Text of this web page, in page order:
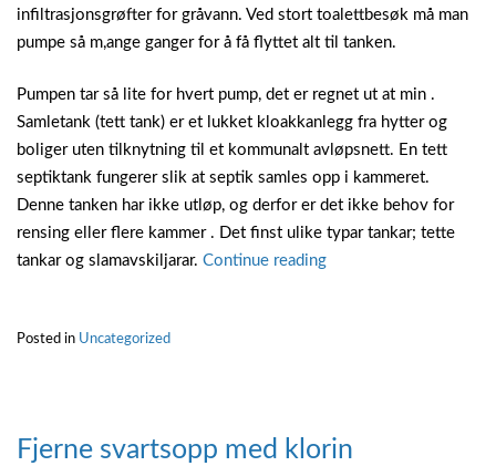
infiltrasjonsgrøfter for gråvann. Ved stort toalettbesøk må man
pumpe så m,ange ganger for å få flyttet alt til tanken.
Pumpen tar så lite for hvert pump, det er regnet ut at min .
Samletank (tett tank) er et lukket kloakkanlegg fra hytter og
boliger uten tilknytning til et kommunalt avløpsnett. En tett
septiktank fungerer slik at septik samles opp i kammeret.
Denne tanken har ikke utløp, og derfor er det ikke behov for
rensing eller flere kammer . Det finst ulike typar tankar; tette
tankar og slamavskiljarar. Continue reading“Tett
Posted in Uncategorized
Fjerne svartsopp med klorin